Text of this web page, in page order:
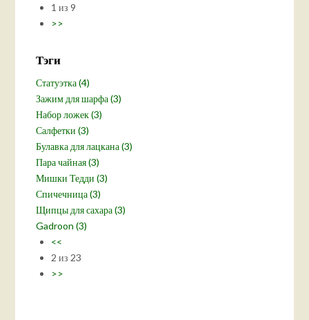
1 из 9
>>
Тэги
Статуэтка (4)
Зажим для шарфа (3)
Набор ложек (3)
Салфетки (3)
Булавка для лацкана (3)
Пара чайная (3)
Мишки Тедди (3)
Спичечница (3)
Щипцы для сахара (3)
Gadroon (3)
<<
2 из 23
>>